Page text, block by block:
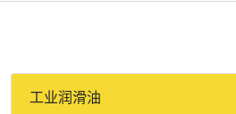
工业润滑油